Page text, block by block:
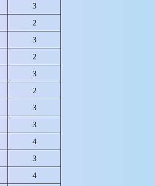
3
2
3
2
3
2
3
3
4
3
4